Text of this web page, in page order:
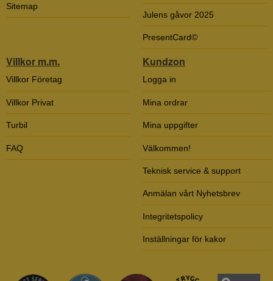
Sitemap
Julens gåvor 2025
PresentCard©
Villkor m.m.
Villkor Företag
Villkor Privat
Turbil
FAQ
Kundzon
Logga in
Mina ordrar
Mina uppgifter
Välkommen!
Teknisk service & support
Anmälan vårt Nyhetsbrev
Integritetspolicy
Inställningar för kakor